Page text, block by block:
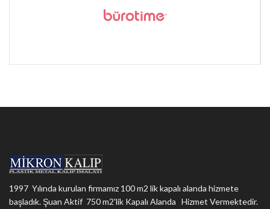
1997 Yılında kurulan firmamız 100 m2 lik kapalı alanda hizmete
başladık. Şuan Aktif 750 m2'lik Kapalı Alanda Hizmet Vermektedir.